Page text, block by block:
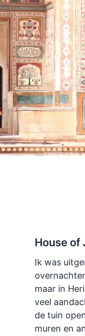
House of
Ik was
maar in
veel
de tuin
muren en